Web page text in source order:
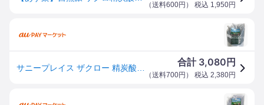
（送料600円 ） 税込 1,950円
合計 3,080 円
（送料700円 ） 税込 2,380円